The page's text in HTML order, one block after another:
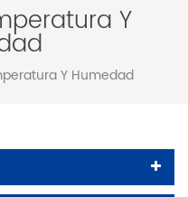
Y
Y Humedad